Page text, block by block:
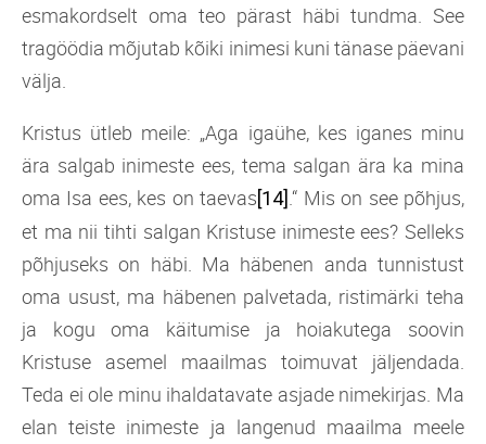
esmakordselt oma teo pärast häbi tundma. See
tragöödia mõjutab kõiki inimesi kuni tänase päevani
välja.
Kristus ütleb meile: „Aga igaühe, kes iganes minu
ära salgab inimeste ees, tema salgan ära ka mina
oma Isa ees, kes on taevas[14] .“ Mis on see põhjus,
et ma nii tihti salgan Kristuse inimeste ees? Selleks
põhjuseks on häbi. Ma häbenen anda tunnistust
oma usust, ma häbenen palvetada, ristimärki teha
ja kogu oma käitumise ja hoiakutega soovin
Kristuse asemel maailmas toimuvat jäljendada.
Teda ei ole minu ihaldatavate asjade nimekirjas. Ma
elan teiste inimeste ja langenud maailma meele